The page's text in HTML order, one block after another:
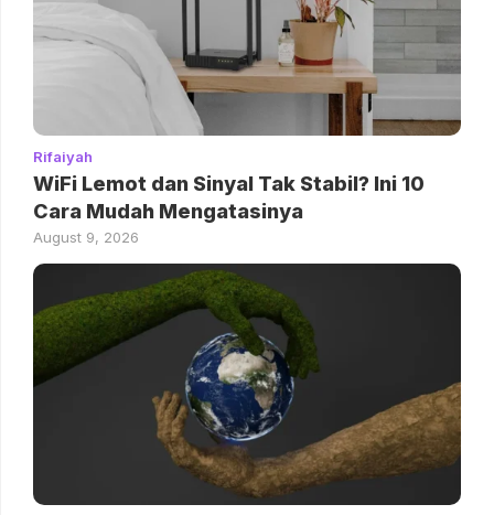
Rifaiyah
WiFi Lemot dan Sinyal Tak Stabil? Ini 10
Cara Mudah Mengatasinya
August 9, 2026